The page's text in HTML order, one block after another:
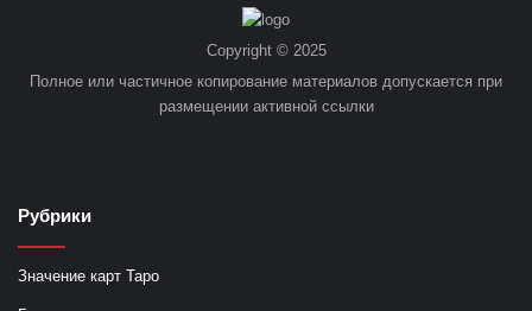
Copyright © 2025
Полное или частичное копирование материалов допускается при
размещении активной ссылки
Рубрики
Значение карт Таро